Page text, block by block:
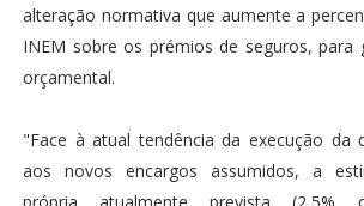
alteração normativa que aumente a
INEM sobre os prémios de seguros, para
orçamental.
"Face à atual tendência da execução da
aos novos encargos assumidos, a